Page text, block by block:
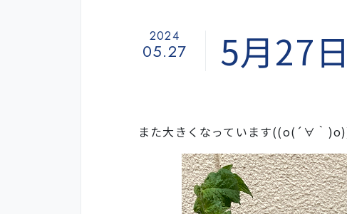
5月27
2024
05.27
また大きくなっています((o(´∀｀